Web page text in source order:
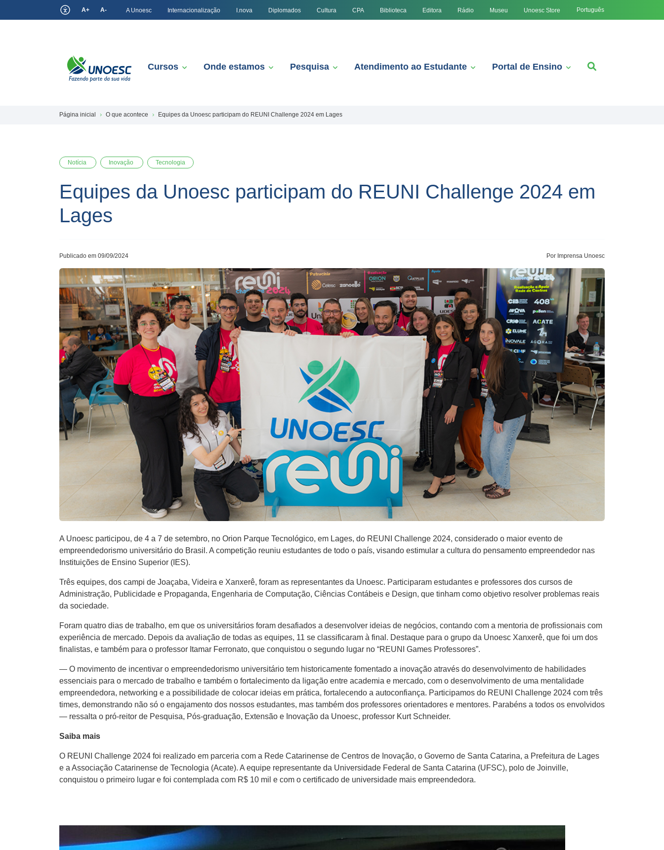
A+ A- A Unoesc Internacionalização I.nova Diplomados Cultura CPA Biblioteca Editora Rádio Museu Unoesc Store Português
Cursos Onde estamos Pesquisa Atendimento ao Estudante Portal de Ensino
Página inicial O que acontece Equipes da Unoesc participam do REUNI Challenge 2024 em Lages
Notícia Inovação Tecnologia
Equipes da Unoesc participam do REUNI Challenge 2024 em
Lages
Publicado em 09/09/2024 Por Imprensa Unoesc
A Unoesc participou, de 4 a 7 de setembro, no Orion Parque Tecnológico, em Lages, do REUNI Challenge 2024, considerado o maior evento de
empreendedorismo universitário do Brasil. A competição reuniu estudantes de todo o país, visando estimular a cultura do pensamento empreendedor nas
Instituições de Ensino Superior (IES).
Três equipes, dos campi de Joaçaba, Videira e Xanxerê, foram as representantes da Unoesc. Participaram estudantes e professores dos cursos de
Administração, Publicidade e Propaganda, Engenharia de Computação, Ciências Contábeis e Design, que tinham como objetivo resolver problemas reais
da sociedade.
Foram quatro dias de trabalho, em que os universitários foram desafiados a desenvolver ideias de negócios, contando com a mentoria de profissionais com
experiência de mercado. Depois da avaliação de todas as equipes, 11 se classificaram à final. Destaque para o grupo da Unoesc Xanxerê, que foi um dos
finalistas, e também para o professor Itamar Ferronato, que conquistou o segundo lugar no “REUNI Games Professores”.
— O movimento de incentivar o empreendedorismo universitário tem historicamente fomentado a inovação através do desenvolvimento de habilidades
essenciais para o mercado de trabalho e também o fortalecimento da ligação entre academia e mercado, com o desenvolvimento de uma mentalidade
empreendedora, networking e a possibilidade de colocar ideias em prática, fortalecendo a autoconfiança. Participamos do REUNI Challenge 2024 com três
times, demonstrando não só o engajamento dos nossos estudantes, mas também dos professores orientadores e mentores. Parabéns a todos os envolvidos
— ressalta o pró-reitor de Pesquisa, Pós-graduação, Extensão e Inovação da Unoesc, professor Kurt Schneider.
Saiba mais
O REUNI Challenge 2024 foi realizado em parceria com a Rede Catarinense de Centros de Inovação, o Governo de Santa Catarina, a Prefeitura de Lages
e a Associação Catarinense de Tecnologia (Acate). A equipe representante da Universidade Federal de Santa Catarina (UFSC), polo de Joinville,
conquistou o primeiro lugar e foi contemplada com R$ 10 mil e com o certificado de universidade mais empreendedora.